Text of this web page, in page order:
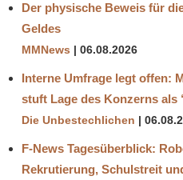
Der physische Beweis für
Geldes
MMNews 06.08.2026
Interne Umfrage legt offen:
stuft Lage des Konzerns als
Die Unbestechlichen
F-News Tagesüberblick:
Rekrutierung, Schulstreit